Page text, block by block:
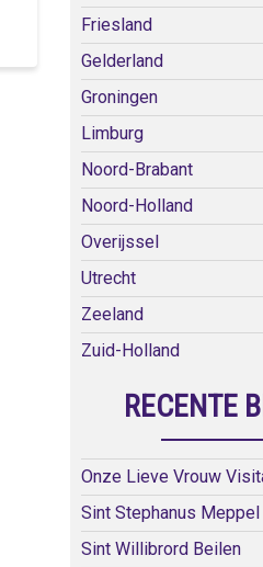
Friesland
Gelderland
Groningen
Limburg
Noord-Brabant
Noord-Holland
Overijssel
Utrecht
Zeeland
Zuid-Holland
RECENTE
Onze Lieve Vrouw
Sint Stephanus Meppel
Sint Willibrord Beilen